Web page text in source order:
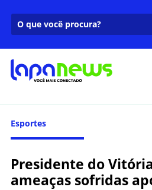
Esportes
Presidente do
ameaças sofridas